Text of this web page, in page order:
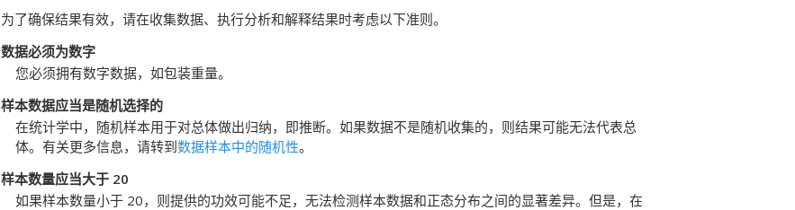
为了确保结果有效，请在收集数据、执行分析和解释结果时考虑以下准则。
数据必须为数字
您必须拥有数字数据，如包装重量。
样本数据应当是随机选择的
在统计学中，随机样本用于对总体做出归纳，即推断。如果数据不是随机收集的，则结果可能无法代表总
体。有关更多信息，请转到数据样本中的随机性。
样本数量应当大于 20
如果样本数量小于 20，则提供的功效可能不足，无法检测样本数据和正态分布之间的显著差异。但是，在